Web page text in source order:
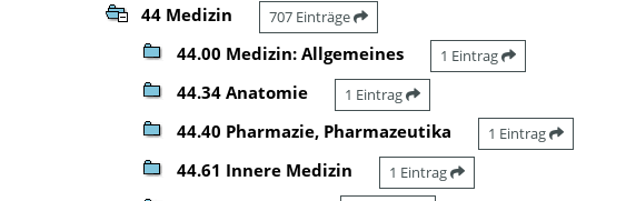
44 Medizin 707 Einträge
44.00 Medizin: Allgemeines 1 Eintrag
44.34 Anatomie 1 Eintrag
44.40 Pharmazie, Pharmazeutika 1 Eintrag
44.61 Innere Medizin 1 Eintrag